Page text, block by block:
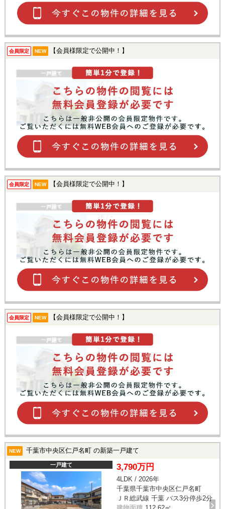
会員限定 NEW 【会員様限定で公開中！】
会員限定 NEW 【会員様限定で公開中！】
会員限定 NEW 【会員様限定で公開中！】
NEW 千葉市中央区仁戸名町 の新築一戸建て
一戸建て 3,790万円
4LDK / 2026年
千葉県千葉市中央区仁戸名町
ＪＲ総武線 千葉 バス3分停歩2分